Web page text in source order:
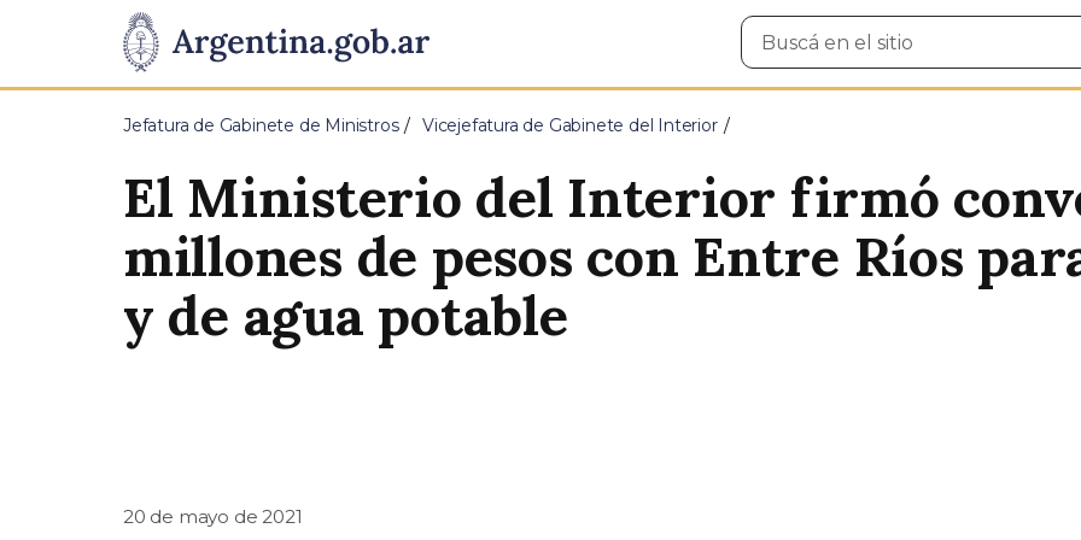
Presidencia
de
Pasar al contenido principal
Buscar
en
Jefatura de Gabinete de Ministros Vicejefatura de Gabinete del Interior
El Ministerio del Interior firmó
millones de pesos con Entre Ríos
y de agua potable
20 de mayo de 2021